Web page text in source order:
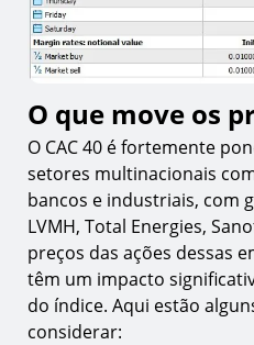
O que move os
O CAC 40 é fortemente
setores multinacionais
bancos e industriais, com
LVMH, Total Energies,
preços das ações dessas
têm um impacto
do índice. Aqui estão
considerar: